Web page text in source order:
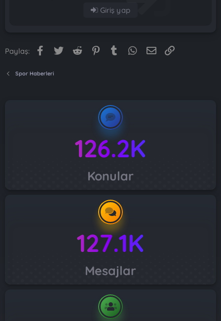
Giriş yap
Paylaş: Facebook
Twitter Reddit PinterestTumblr WhatsApp
E-posta
Spor Haberleri
126.2K
Konular
127.1K
Mesajlar